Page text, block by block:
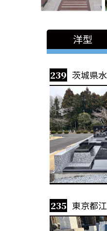
洋型
239 茨城県
235 東京都